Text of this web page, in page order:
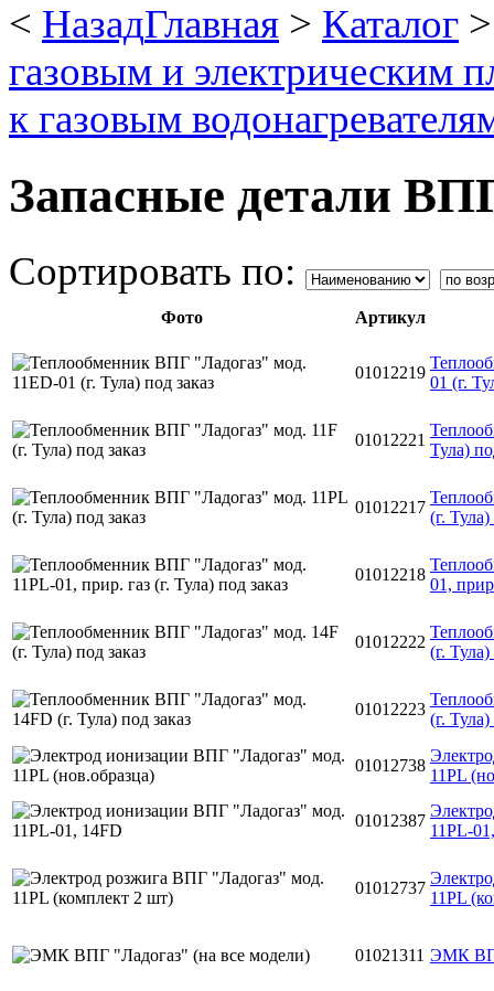
< НазадГлавная > Каталог
газовым и электрическим
к газовым
Запасные детали
Сортировать по:
Фото Артикул
01012219
01 (г.
01012221
Тула)
01012217
(г. Тула)
01012218
01,
01012222
(г. Тула)
01012223
(г. Тула)
01012738
11PL
01012387
11PL-
01012737
11PL
01021311 ЭМК